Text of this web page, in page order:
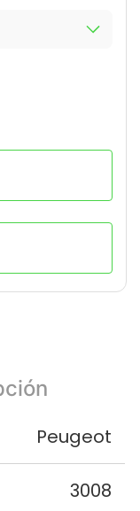
Peugeot
3008